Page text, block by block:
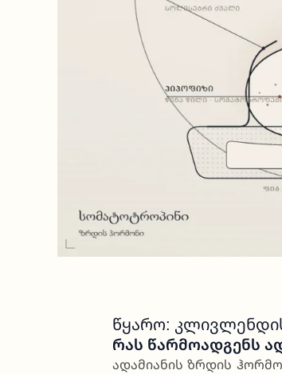
Წყარო:
Რას Წარმოადგენს
ადა­მი­ა­ნის ზრდის